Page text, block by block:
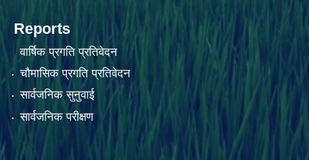
Reports
वार्षिक प्रगति प्रतिवेदन
चौमासिक प्रगति प्रतिवेदन
सार्वजनिक सुनुवाई
सार्वजनिक परीक्षण